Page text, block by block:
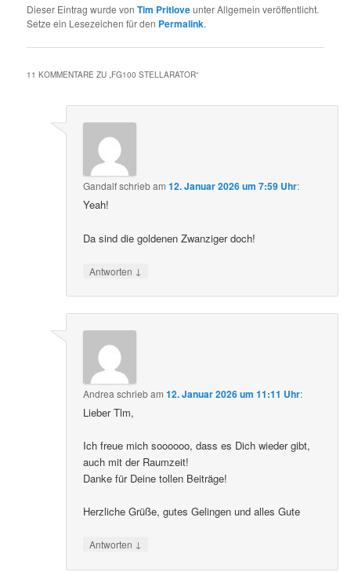
Dieser Eintrag wurde vonTim Pritloveunter Allgemein veröffentlicht.
Setze ein Lesezeichen für den Permalink.
11 KOMMENTARE ZU „FG100 STELLARATOR“
Gandalfschriebam12. Januar 2026 um 7:59 Uhr:
Yeah!
Da sind die goldenen Zwanziger doch!
Antworten ↓
Andrea schriebam12. Januar 2026 um 11:11 Uhr:
Lieber Tlm,
Ich freue mich soooooo, dass es Dich wieder gibt,
auch mit der Raumzeit!
Danke für Deine tollen Beiträge!
Herzliche Grüße, gutes Gelingen und alles Gute
Antworten ↓